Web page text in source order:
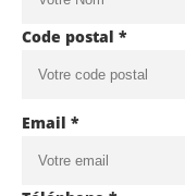
Code postal *
Email *